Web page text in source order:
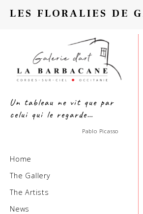
LES FLORALIES DE
Un tableau ne vit que par
celui qui le regarde…
Pablo Picasso
Home
The Gallery
The Artists
News